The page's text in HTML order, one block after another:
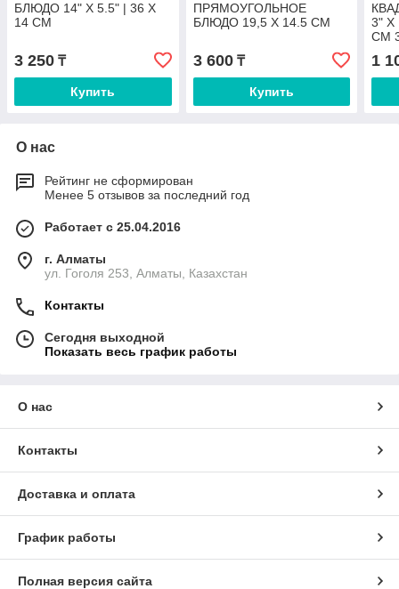
БЛЮДО 14" X 5.5" | 36 X
14 CM
3 250 ₸
Купить
ПРЯМОУГОЛЬНОЕ
БЛЮДО 19,5 X 14.5 CM
3 600₸
Купить
3" X
CM
1
О нас
Рейтинг не сформирован
Менее 5 отзывов за последний год
Работает с 25.04.2016
г. Алматы
ул. Гоголя 253, Алматы, Казахстан
Контакты
Сегодня выходной
Показать весь график работы
О нас
Контакты
Доставка и оплата
График работы
Полная версия сайта